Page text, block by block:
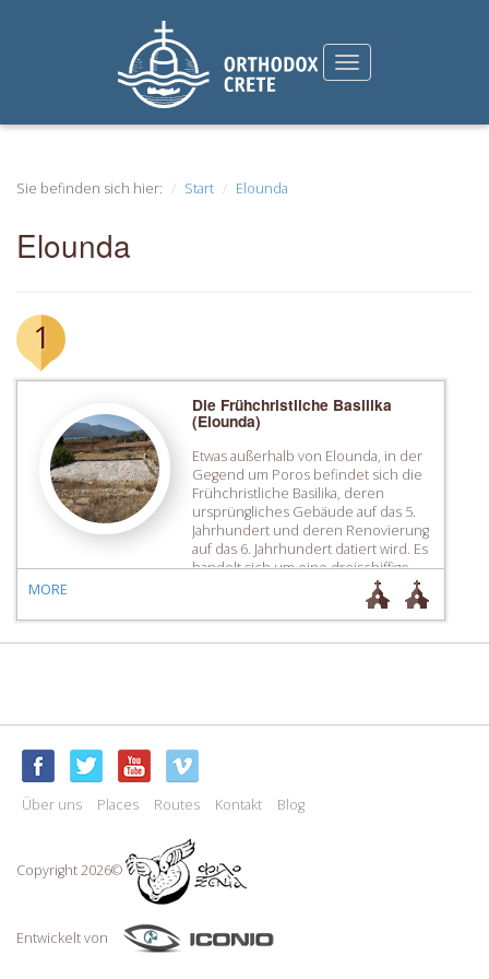
Sie befinden sich hier: Start Elounda
Elounda
1
Die Frühchristliche Basilika
(Elounda)
Etwas außerhalb von Elounda, in der
Gegend um Poros befindet sich die
Frühchristliche Basilika, deren
ursprüngliches Gebäude auf das 5.
Jahrhundert und deren Renovierung
auf das 6. Jahrhundert datiert wird. Es
handelt sich um eine dreischiffige
Basilika mit beeindruckenden
Wandmalereien, die Fische und
Pflanzen darstellen. Während der
Ausgrabungen in der Kirche wurde
MORE
Über uns Places Routes Kontakt Blog
Copyright 2026©
Entwickelt von